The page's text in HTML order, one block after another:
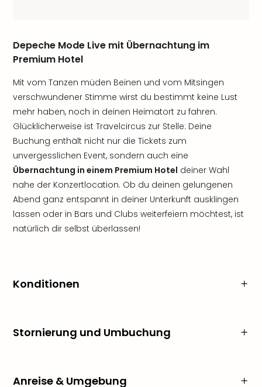
Depeche Mode Live mit Übernachtung im
Premium Hotel
Mit vom Tanzen müden Beinen und vom Mitsingen
verschwundener Stimme wirst du bestimmt keine Lust
mehr haben, noch in deinen Heimatort zu fahren.
Glücklicherweise ist Travelcircus zur Stelle: Deine
Buchung enthält nicht nur die Tickets zum
unvergesslichen Event, sondern auch eine
Übernachtung in einem Premium Hotel deiner Wahl
nahe der Konzertlocation. Ob du deinen gelungenen
Abend ganz entspannt in deiner Unterkunft ausklingen
lassen oder in Bars und Clubs weiterfeiern möchtest, ist
natürlich dir selbst überlassen!
Konditionen
Stornierung und Umbuchung
Anreise & Umgebung